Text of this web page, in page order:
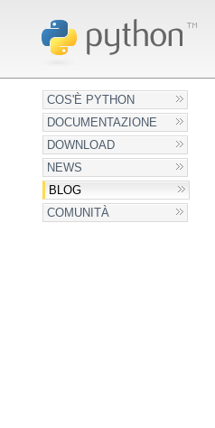
COS'È PYTHON
DOCUMENTAZIONE
DOWNLOAD
NEWS
BLOG
COMUNITÀ